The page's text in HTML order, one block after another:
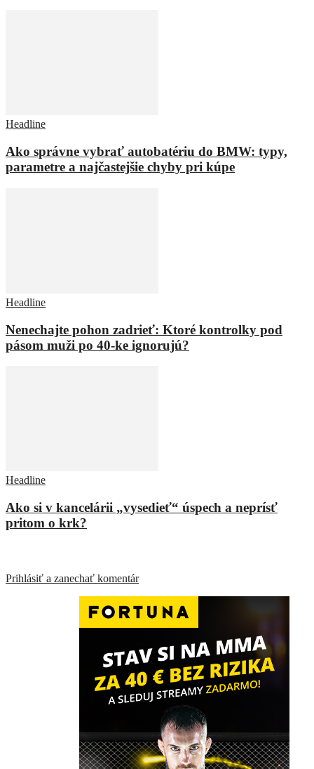
Headline
Ako správne vybrať autobatériu do BMW: typy,
parametre a najčastejšie chyby pri kúpe
Headline
Nenechajte pohon zadrieť: Ktoré kontrolky pod
pásom muži po 40-ke ignorujú?
Headline
Ako si v kancelárii „vysedieť“ úspech a neprísť
pritom o krk?
Prihlásiť a zanechať komentár